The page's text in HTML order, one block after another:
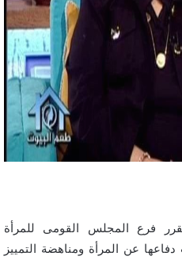
فرع المجلس القومى للمرأة
دفاعها عن المرأة ومناهضة التمييز